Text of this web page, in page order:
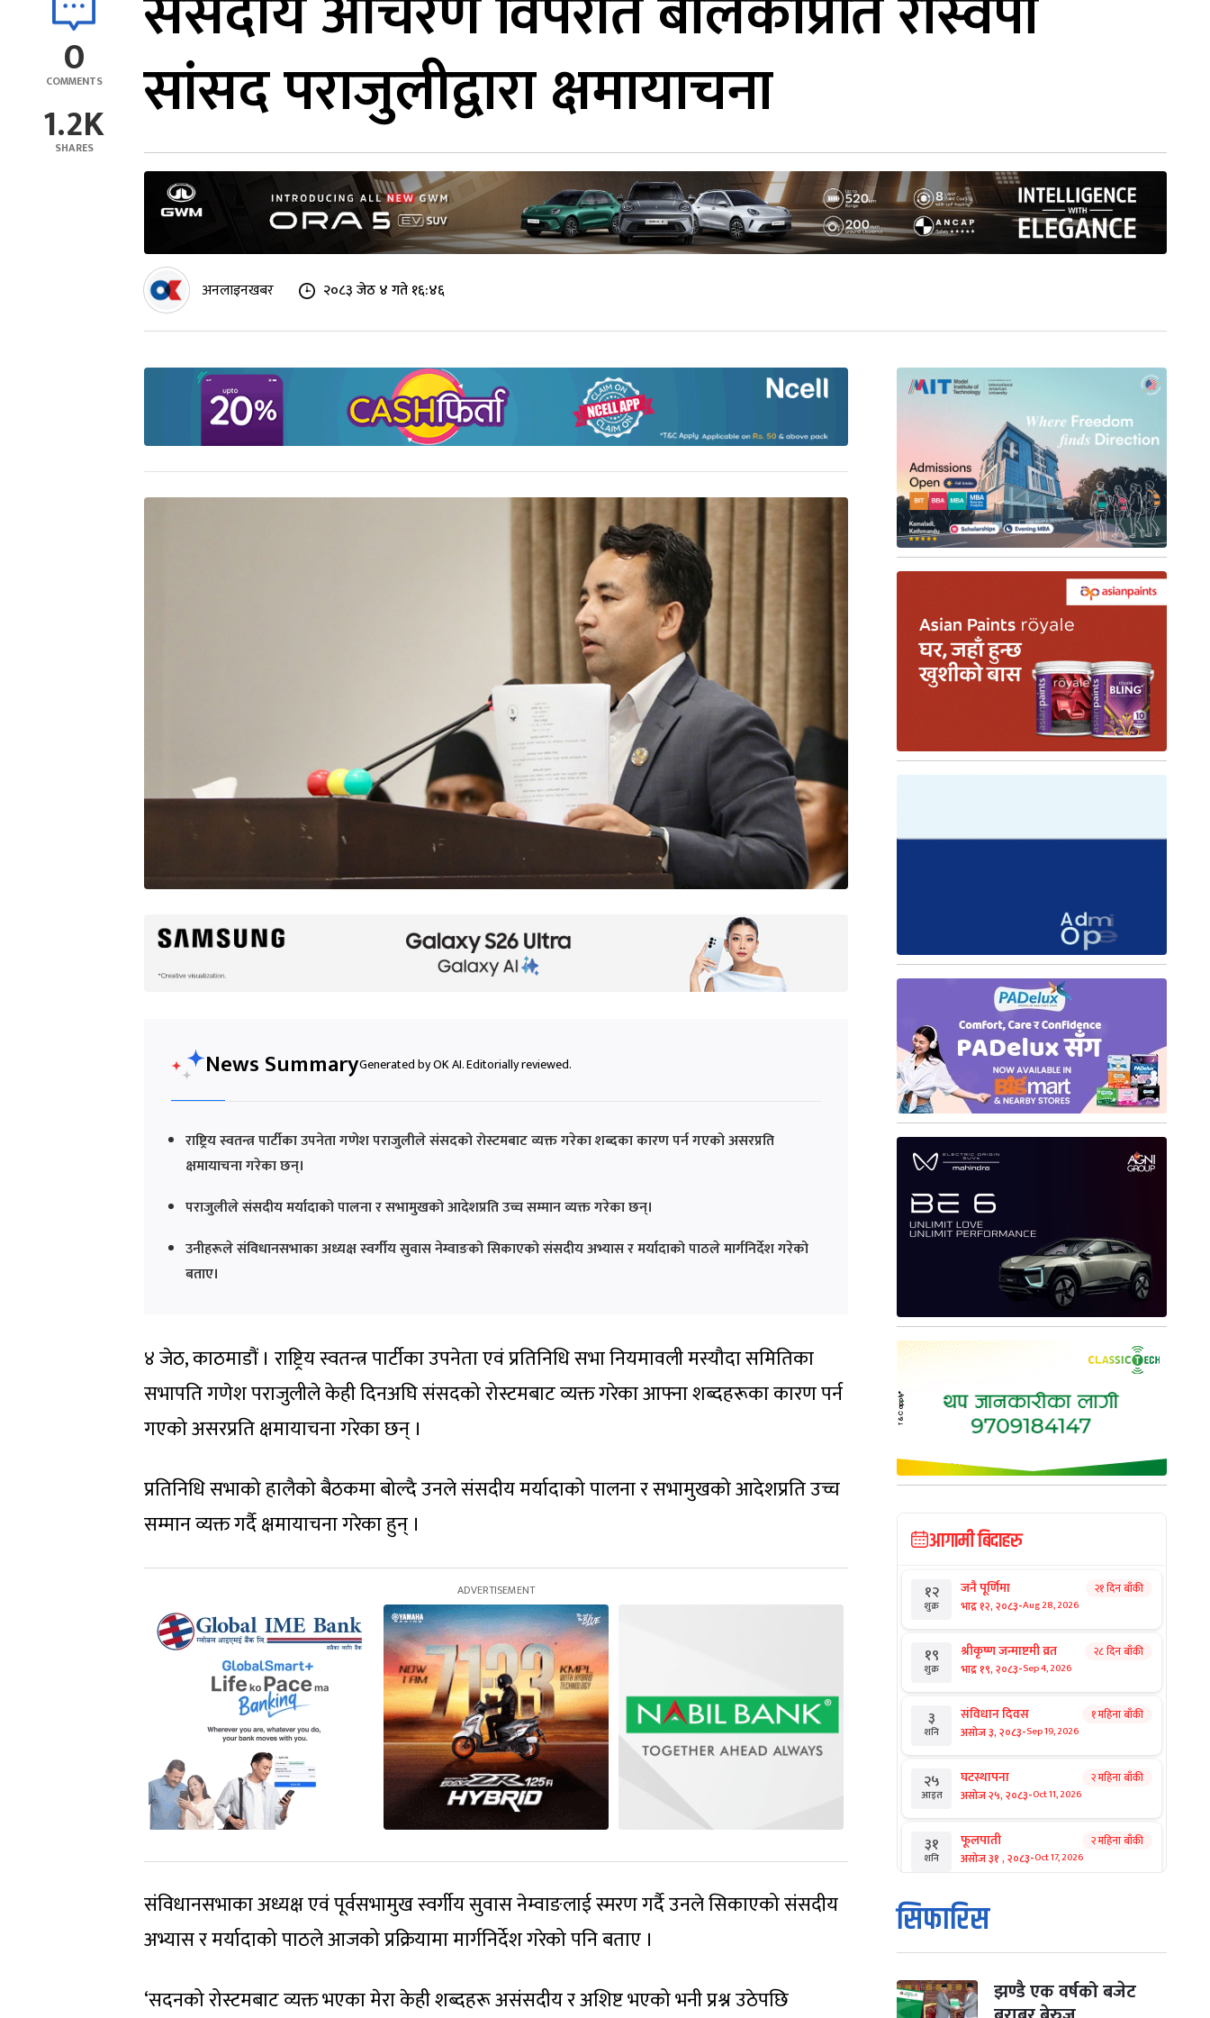
0
COMMENTS
1.2K
SHARES
सांसद पराजुलीद्वारा क्षमायाचना
अनलाइनखबर २०८३ जेठ ४ गते १६:४६
News SummaryGenerated by OK AI. Editorially reviewed.
राष्ट्रिय स्वतन्त्र पार्टीका उपनेता गणेश पराजुलीले संसदको रोस्टमबाट व्यक्त गरेका शब्दका कारण पर्न गएको असरप्रति
क्षमायाचना गरेका छन्।
पराजुलीले संसदीय मर्यादाको पालना र सभामुखको आदेशप्रति उच्च सम्मान व्यक्त गरेका छन्।
उनीहरूले संविधानसभाका अध्यक्ष स्वर्गीय सुवास नेम्वाङको सिकाएको संसदीय अभ्यास र मर्यादाको पाठले मार्गनिर्देश गरेको
बताए।
४ जेठ, काठमाडौं । राष्ट्रिय स्वतन्त्र पार्टीका उपनेता एवं प्रतिनिधि सभा नियमावली मस्यौदा समितिका
सभापति गणेश पराजुलीले केही दिनअघि संसदको रोस्टमबाट व्यक्त गरेका आफ्ना शब्दहरूका कारण पर्न
गएको असरप्रति क्षमायाचना गरेका छन् ।
प्रतिनिधि सभाको हालैको बैठकमा बोल्दै उनले संसदीय मर्यादाको पालना र सभामुखको आदेशप्रति उच्च
सम्मान व्यक्त गर्दै क्षमायाचना गरेका हुन् ।
संविधानसभाका अध्यक्ष एवं पूर्वसभामुख स्वर्गीय सुवास नेम्वाङलाई स्मरण गर्दै उनले सिकाएको संसदीय
अभ्यास र मर्यादाको पाठले आजको प्रक्रियामा मार्गनिर्देश गरेको पनि बताए ।
‘सदनको रोस्टमबाट व्यक्त भएका मेरा केही शब्दहरू असंसदीय र अशिष्ट भएको भनी प्रश्न उठेपछि
आगामी बिदाहरु
१२
शुक्र
जनै पूर्णिमा
भाद्र १२, २०८३-Aug 28, 2026
२१ दिन बाँकी
१९
शुक्र
श्रीकृष्ण जन्माष्टमी व्रत
भाद्र १९, २०८३-Sep 4, 2026
२८ दिन बाँकी
३
शनि
संविधान दिवस
असोज ३, २०८३-Sep 19, 2026
१ महिना बाँकी
२५
आइत
घटस्थापना
असोज २५, २०८३-Oct 11, 2026
२ महिना बाँकी
३१
शनि
फूलपाती
असोज ३१ , २०८३-Oct 17, 2026
२ महिना बाँकी
१
आइत
कार्तिक सङ्क्रान्ति
कार्तिक १, २०८३
मंगल कार्तिक ३, २०८३ -Oct 20, 2026
सिफारिस
झण्डै एक वर्षको बजेट